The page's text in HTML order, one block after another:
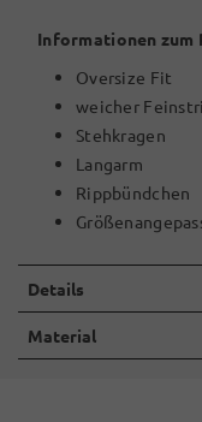
Informationen zum
Oversize Fit
weicher
Stehkragen
Langarm
Rippbündchen
Details
Material